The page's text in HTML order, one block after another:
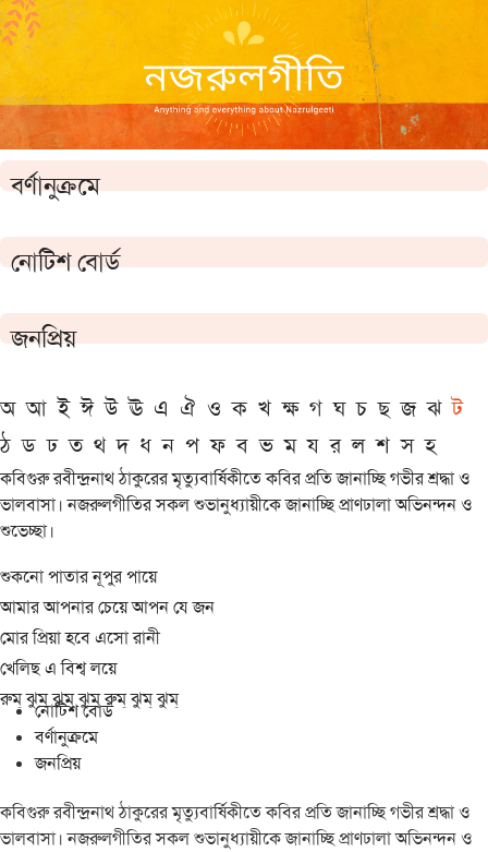
বর্ণানুক্রমে
নোটিশ বোর্ড
জনপ্রিয়
অ আ ই ঈ উ ঊ এ ঐ ও ক খ ক্ষ গ ঘ চ ছ জ ঝ ট
ঠ ড ঢ ত থ দ ধ ন প ফ ব ভ ম য র ল শ স হ
কবিগুরু রবীন্দ্রনাথ ঠাকুরের মৃত্যুবার্ষিকীতে কবির প্রতি জানাচ্ছি গভীর শ্রদ্ধা ও
ভালবাসা। নজরুলগীতির সকল শুভানুধ্যায়ীকে জানাচ্ছি প্রাণঢালা অভিনন্দন ও
শুভেচ্ছা।
শুকনো পাতার নূপুর পায়ে
আমার আপনার চেয়ে আপন যে জন
মোর প্রিয়া হবে এসো রানী
খেলিছ এ বিশ্ব লয়ে
রুম্ ঝুম্ ঝুম্ ঝুম্ রুম্ ঝুম্ ঝুম্
নোটিশ বোর্ড
বর্ণানুক্রমে
জনপ্রিয়
কবিগুরু রবীন্দ্রনাথ ঠাকুরের মৃত্যুবার্ষিকীতে কবির প্রতি জানাচ্ছি গভীর শ্রদ্ধা ও
ভালবাসা। নজরুলগীতির সকল শুভানুধ্যায়ীকে জানাচ্ছি প্রাণঢালা অভিনন্দন ও